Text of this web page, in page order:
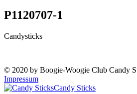
P1120707-1
Candysticks
© 2020 by Boogie-Woogie Club
Impressum
Candy Sticks